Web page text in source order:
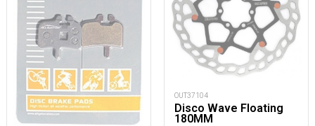
OUT37104
Disco Wave Floating
180MM